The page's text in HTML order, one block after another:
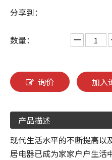
分享到：
数量：
询价 加入
产品描述
现代生活水平的不断提高以
居电器已成为家家户户生活